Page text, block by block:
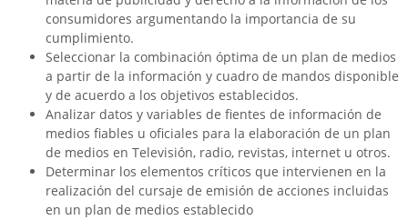
consumidores argumentando la importancia de su
cumplimiento.
Seleccionar la combinación óptima de un plan de medios
a partir de la información y cuadro de mandos disponible
y de acuerdo a los objetivos establecidos.
Analizar datos y variables de fientes de información de
medios fiables u oficiales para la elaboración de un plan
de medios en Televisión, radio, revistas, internet u otros.
Determinar los elementos críticos que intervienen en la
realización del cursaje de emisión de acciones incluidas
en un plan de medios establecido